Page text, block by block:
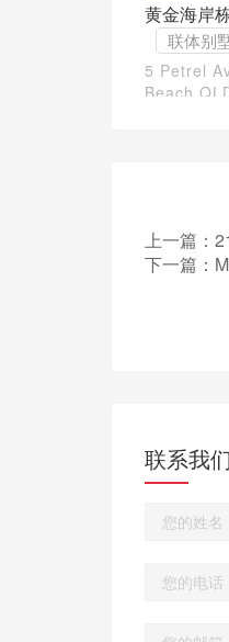
黄金海岸
联体别
5 Petrel
Beach
上一篇：
下一篇：
联系我们